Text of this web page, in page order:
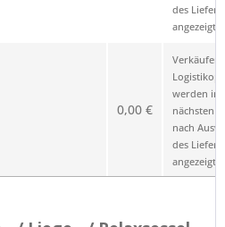
des
angezeigt.
0,00 €
Verkäufer
werden im
nächsten
nach
des
angezeigt.